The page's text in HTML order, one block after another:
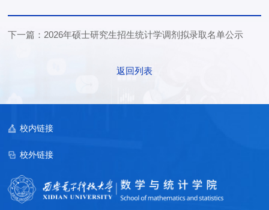
下一篇：2026年硕士研究生招生统计学调剂拟录取名单公示
返回列表
校内链接
校外链接